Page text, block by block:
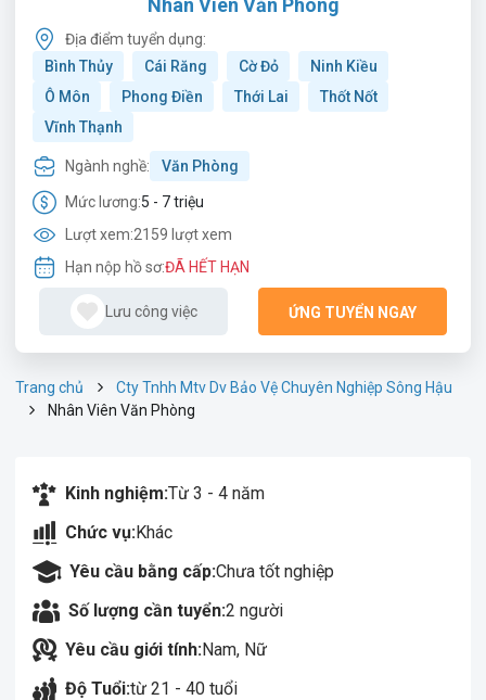
Nhân Viên Văn Phòng
Địa điểm tuyển dụng:
Bình Thủy
Cái Răng Cờ Đỏ
Ninh Kiều
Ô Môn
Phong Điền Thới Lai
Thốt Nốt
Vĩnh Thạnh
Ngành nghề: Văn Phòng
Mức lương:5 - 7 triệu
Lượt xem:2159 lượt xem
Hạn nộp hồ sơ:ĐÃ HẾT HẠN
Lưu công việc ỨNG TUYỂN NGAY
Trang chủ
Cty Tnhh Mtv Dv Bảo Vệ Chuyên Nghiệp Sông Hậu
Nhân Viên Văn Phòng
Kinh nghiệm:Từ 3 - 4 năm
Chức vụ:Khác
Yêu cầu bằng cấp:Chưa tốt nghiệp
Số lượng cần tuyển:2 người
Yêu cầu giới tính:Nam, Nữ
Độ Tuổi:từ 21 - 40 tuổi